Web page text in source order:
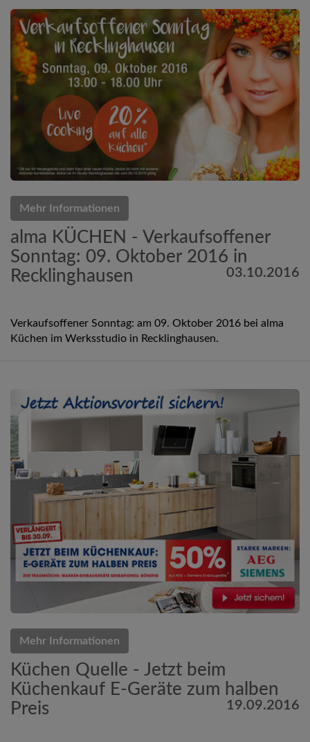
Mehr Informationen
alma KÜCHEN - Verkaufsoffener
Sonntag: 09. Oktober 2016 in
Recklinghausen
03.10.2016
Verkaufsoffener Sonntag: am 09. Oktober 2016 bei alma
Küchen im Werksstudio in Recklinghausen.
Mehr Informationen
Küchen Quelle - Jetzt beim
Küchenkauf E-Geräte zum halben
Preis
19.09.2016